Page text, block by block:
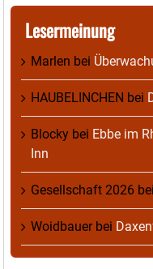
Lesermeinung
Marlen bei
HAUBELINCHEN bei
Blocky bei Ebbe im
Inn
Gesellschaft 2026 bei
Woidbauerbei